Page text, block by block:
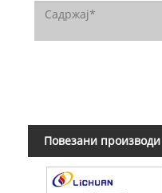
Повезани производи